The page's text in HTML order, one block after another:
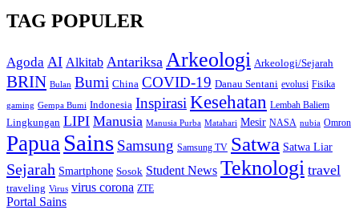
TAG POPULER
Agoda AI Alkitab Antariksa Arkeologi Arkeologi/Sejarah
BRIN Bulan Bumi China COVID-19 Danau Sentani evolusi Fisika
gaming Gempa Bumi Indonesia Inspirasi Kesehatan Lembah Baliem
Lingkungan LIPI Manusia Manusia Purba Matahari Mesir NASA nubia Omron
Papua Sains Samsung Samsung TV Satwa Satwa Liar
Sejarah Smartphone Sosok Student News Teknologi travel
traveling Virus virus corona ZTE
Portal Sains